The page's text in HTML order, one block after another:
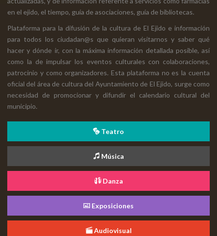
en el ejido, el tiempo, guía de asociaciones, guía de bibliotecas.
Plataforma para la difusión de la cultura de El Ejido e información
para todos los ciudadan@s que quieran visitarnos y saber qué
hacer y dónde ir, con la máxima información detallada posible, así
como la de impulsar los eventos culturales con colaboraciones,
patrocinio y como organizadores. Esta plataforma no es la cuenta
oficial del área de cultura del Ayuntamiento de El Ejido, surge como
necesidad de promocionar y difundir el calendario cultural del
municipio.
Teatro
Música
Danza
Exposiciones
Audiovisual